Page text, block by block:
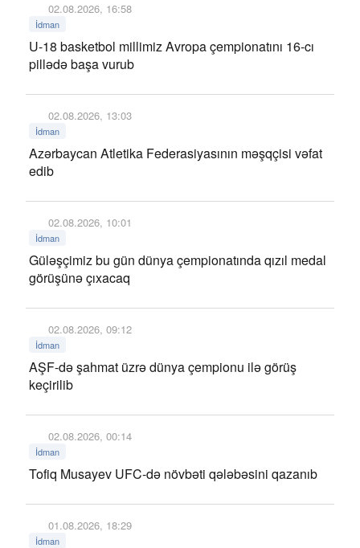
02.08.2026, 16:58
İdman
U-18 basketbol millimiz Avropa çempionatını 16-cı
pillədə başa vurub
02.08.2026, 13:03
İdman
Azərbaycan Atletika Federasiyasının məşqçisi vəfat
edib
02.08.2026, 10:01
İdman
Güləşçimiz bu gün dünya çempionatında qızıl medal
görüşünə çıxacaq
02.08.2026, 09:12
İdman
AŞF-də şahmat üzrə dünya çempionu ilə görüş
keçirilib
02.08.2026, 00:14
İdman
Tofiq Musayev UFC-də növbəti qələbəsini qazanıb
01.08.2026, 18:29
İdman